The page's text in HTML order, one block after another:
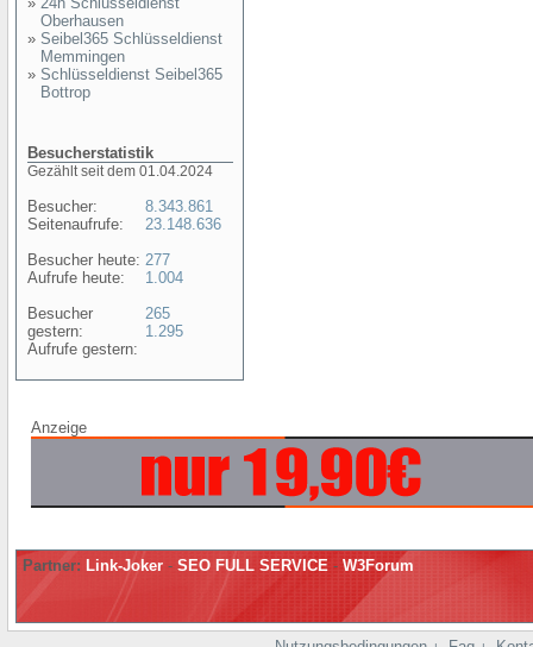
Oberhausen
» Seibel365 Schlüsseldienst
Memmingen
» Schlüsseldienst Seibel365
Bottrop
Besucherstatistik
Gezählt seit dem 01.04.2024
Besucher:
Seitenaufrufe:
Besucher heute:
Aufrufe heute:
Besucher
gestern:
Aufrufe gestern:
8.343.861
23.148.636
277
1.004
265
1.295
Anzeige
Partner: Link-Joker - SEO FULL SERVICE - W3Forum